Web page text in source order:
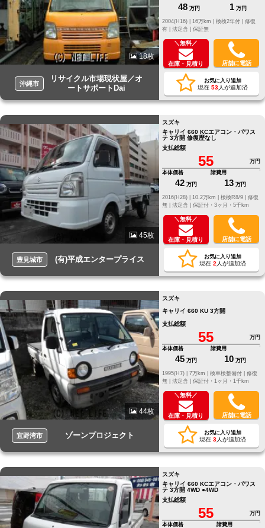
18枚
沖縄市
リサイクル市場現状屋／オ
ートサポートDai
48 万円 1 万円
修復
有 | 法定含 | 保証無
＼無料／
在庫・見積り 店舗に電話
お気に入り追加
現在 53人が追加済
45枚
豊見城市 (有)平成エンタープライス
スズキ
キャリイ 660 KCエアコン・パワス
テ 3方開 修復歴なし
支払総額
55
万円
本体価格
42 万円
諸費用
13 万円
修復
無 | 法定含 | 保証付・3ヶ月・5千km
＼無料／
在庫・見積り 店舗に電話
お気に入り追加
現在 2 人が追加済
44枚
宜野湾市 ゾーンプロジェクト
スズキ
キャリイ 660 KU 3方開
支払総額
55
万円
本体価格
45 万円
諸費用
10 万円
修復
無 | 法定含 | 保証付・1ヶ月・1千km
＼無料／
在庫・見積り 店舗に電話
お気に入り追加
現在 3人が追加済
スズキ
キャリイ 660 KCエアコン・パワス
テ 3方開 4WD ●4WD
支払総額
55
万円
本体価格
諸費用